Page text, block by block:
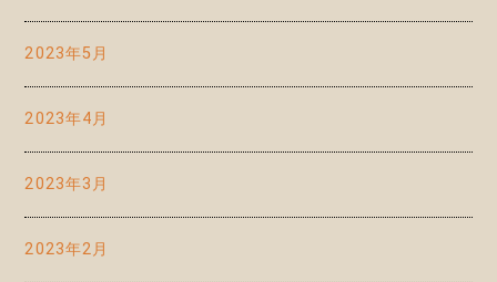
2023年5月
2023年4月
2023年3月
2023年2月